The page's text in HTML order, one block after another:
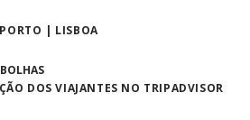
| LISBOA
DOS VIAJANTES NO TRIPADVISOR